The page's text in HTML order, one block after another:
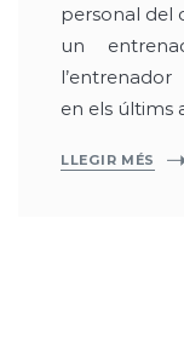
personal del
un
en els últims
LLEGIR MÉS